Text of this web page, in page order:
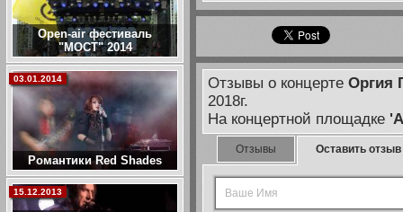
Open-air фестиваль
"МОСТ" 2014
Романтики Red Shades
03.01.2014
15.12.2013
Отзывы о концерте Оргия
2018г.
На концертной площадке
Отзывы Оставить отзыв